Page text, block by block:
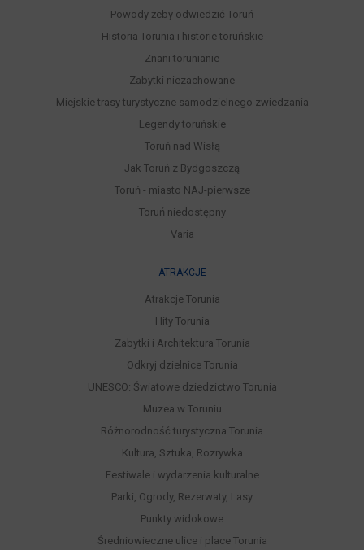
Powody żeby odwiedzić Toruń
Historia Torunia i historie toruńskie
Znani torunianie
Zabytki niezachowane
Miejskie trasy turystyczne samodzielnego zwiedzania
Legendy toruńskie
Toruń nad Wisłą
Jak Toruń z Bydgoszczą
Toruń - miasto NAJ-pierwsze
Toruń niedostępny
Varia
ATRAKCJE
Atrakcje Torunia
Hity Torunia
Zabytki i Architektura Torunia
Odkryj dzielnice Torunia
UNESCO: Światowe dziedzictwo Torunia
Muzea w Toruniu
Różnorodność turystyczna Torunia
Kultura, Sztuka, Rozrywka
Festiwale i wydarzenia kulturalne
Parki, Ogrody, Rezerwaty, Lasy
Punkty widokowe
Średniowieczne ulice i place Torunia